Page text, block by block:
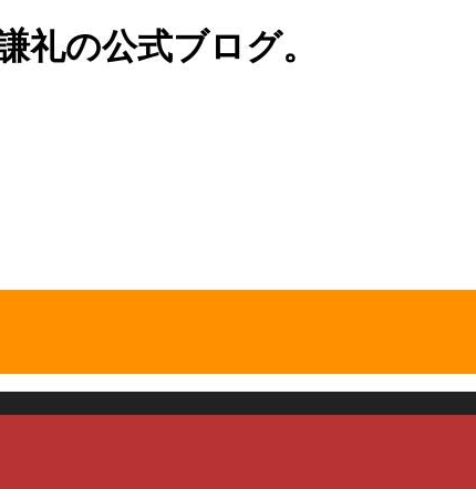
礼の公式ブログ。